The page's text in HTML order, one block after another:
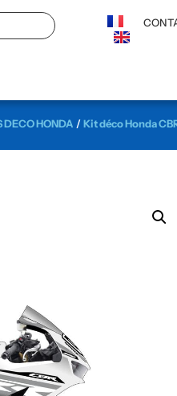
DECO HONDA /Kit déco Honda